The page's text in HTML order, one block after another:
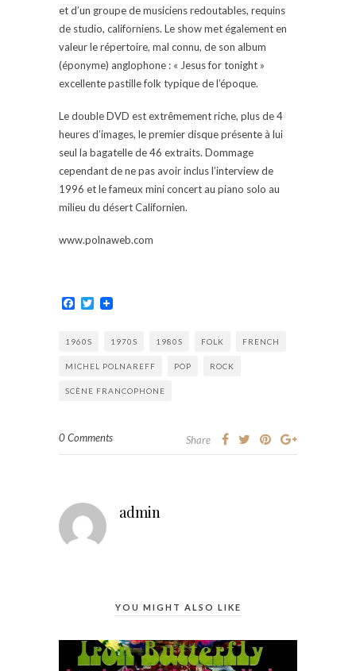
et d’un groupe de musiciens redoutables, requins
de studio, californiens. Le show met également en
valeur le répertoire, mal connu, de son album
(éponyme) anglophone : « Jesus for tonight »
excellente pastille folk typique de l’époque.
Le double DVD est extrêmement riche, plus de 4
heures d’images, le premier disque présente à lui
seul la bagatelle de 46 extraits. Dommage
cependant de ne pas avoir inclus l’interview de
1996 et le fameux mini concert au piano solo au
milieu du désert Californien.
www.polnaweb.com
Facebook
Twitter
1960S 1970S 1980S FOLK FRENCH
MICHEL POLNAREFF POP ROCK
SCÈNE FRANCOPHONE
0 Comments Share
admin
YOU MIGHT ALSO LIKE